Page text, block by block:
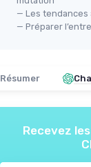
— Les
— Préparer
Résumer
Recevez